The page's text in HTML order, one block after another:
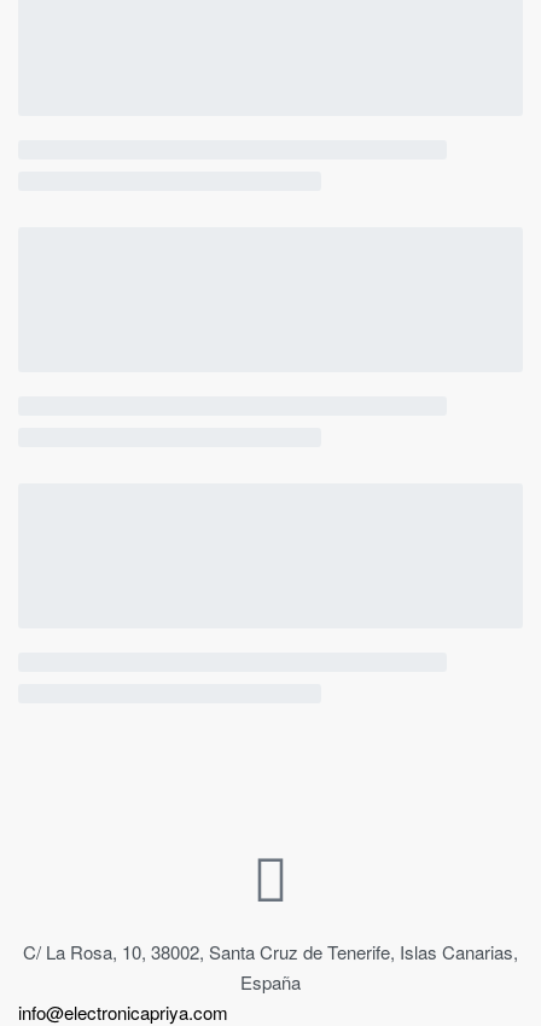
C/ La Rosa, 10, 38002, Santa Cruz de Tenerife, Islas Canarias,
España
info@electronicapriya.com